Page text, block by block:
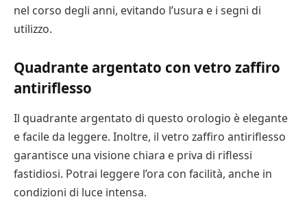
nel corso degli anni, evitando l’usura e i segni di
utilizzo.
Quadrante argentato con vetro zaffiro
antiriflesso
Il quadrante argentato di questo orologio è elegante
e facile da leggere. Inoltre, il vetro zaffiro antiriflesso
garantisce una visione chiara e priva di riflessi
fastidiosi. Potrai leggere l’ora con facilità, anche in
condizioni di luce intensa.